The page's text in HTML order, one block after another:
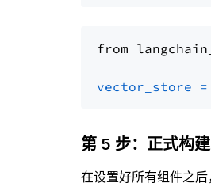
from
vector_store =
第 5 步：正式构
在设置好所有组件之